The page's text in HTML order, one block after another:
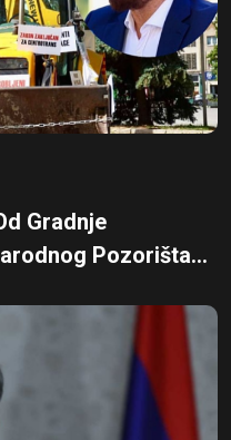
Gradnje
Pozorišta...